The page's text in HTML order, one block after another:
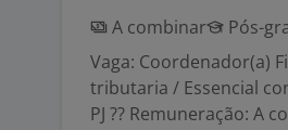
A combinar
Pós-
Vaga: Coordenador(a)
tributaria / Essencial
PJ ?? Remuneração: A